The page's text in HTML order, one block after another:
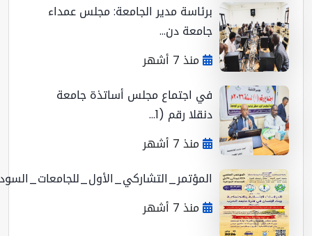
برئاسة مدير الجامعة: مجلس عمداء
جامعة دن...
منذ 7 أشهر
في اجتماع مجلس أساتذة جامعة
دنقلا رقم (1...
منذ 7 أشهر
المؤتمر_التشاركي_الأول_للجامعات_السوداني...
منذ 7 أشهر